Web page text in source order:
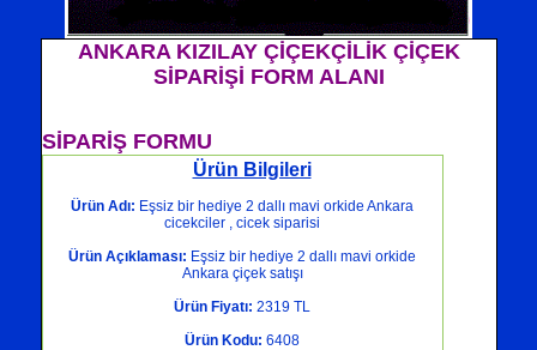
ANKARA KIZILAY ÇİÇEKÇİLİK ÇİÇEK
SİPARİŞİ FORM ALANI
SİPARİŞ FORMU
Ürün Bilgileri
Ürün Adı: Eşsiz bir hediye 2 dallı mavi orkide Ankara
cicekciler , cicek siparisi
Ürün Açıklaması: Eşsiz bir hediye 2 dallı mavi orkide
Ankara çiçek satışı
Ürün Fiyatı: 2319 TL
Ürün Kodu: 6408